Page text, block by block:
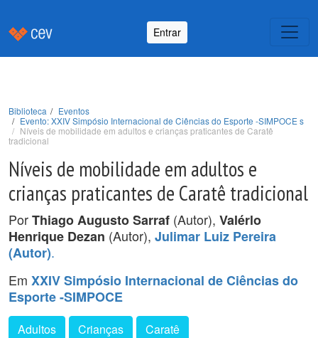
Entrar
Biblioteca
Eventos
Evento: XXIV Simpósio Internacional de Ciências do Esporte -SIMPOCE s
Níveis de mobilidade em adultos e crianças praticantes de Caratê
tradicional
Níveis de mobilidade em adultos e
crianças praticantes de Caratê tradicional
PorThiago Augusto Sarraf (Autor), Valérlo
Henrique Dezan (Autor), Julimar Luiz Pereira
(Autor).
Em XXIV Simpósio Internacional de Ciências do
Esporte -SIMPOCE
Adultos Crianças Caratê